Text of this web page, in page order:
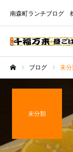
南森町ランチブログ
ブログ 未
未分類